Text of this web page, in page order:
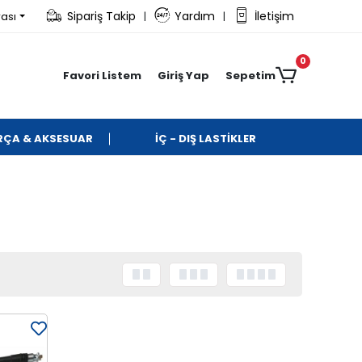
Sipariş Takip | Yardım | İletişim
Favori Listem Giriş Yap Sepetim
0
& AKSESUAR İÇ - DIŞ LASTİKLER